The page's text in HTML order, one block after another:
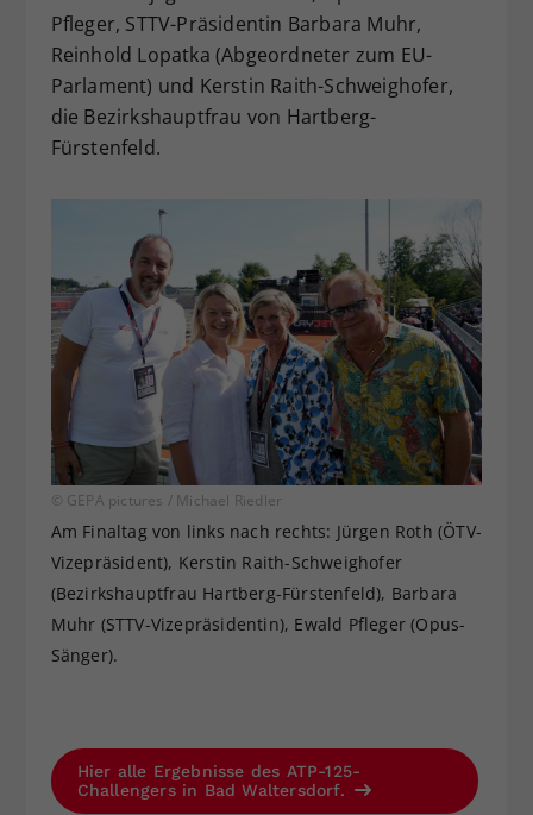
Pfleger, STTV-Präsidentin Barbara Muhr,
Reinhold Lopatka (Abgeordneter zum EU-
Parlament) und Kerstin Raith-Schweighofer,
die Bezirkshauptfrau von Hartberg-
Fürstenfeld.
© GEPA pictures / Michael Riedler
Am Finaltag von links nach rechts: Jürgen Roth (ÖTV-
Vizepräsident), Kerstin Raith-Schweighofer
(Bezirkshauptfrau Hartberg-Fürstenfeld), Barbara
Muhr (STTV-Vizepräsidentin), Ewald Pfleger (Opus-
Sänger).
Hier alle Ergebnisse des ATP-125-
Challengers in Bad Waltersdorf.